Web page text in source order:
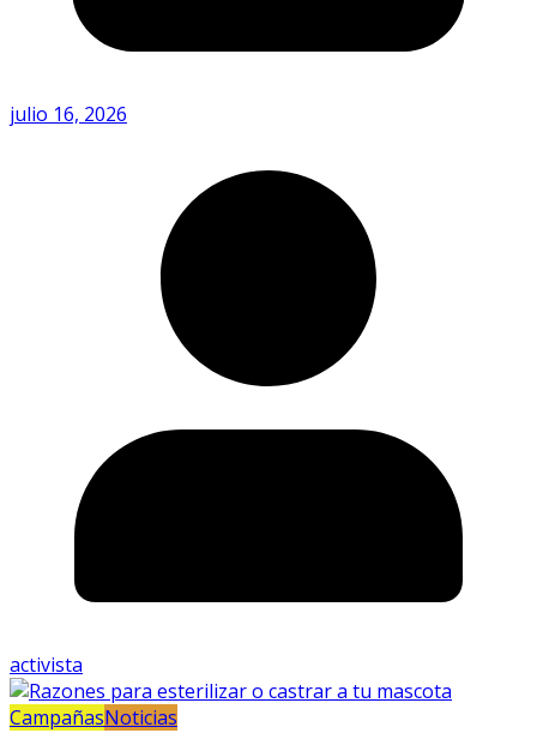
julio 16, 2026
activista
CampañasNoticias